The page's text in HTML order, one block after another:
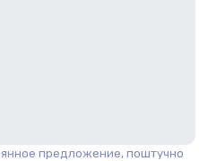
предложение, поштучно